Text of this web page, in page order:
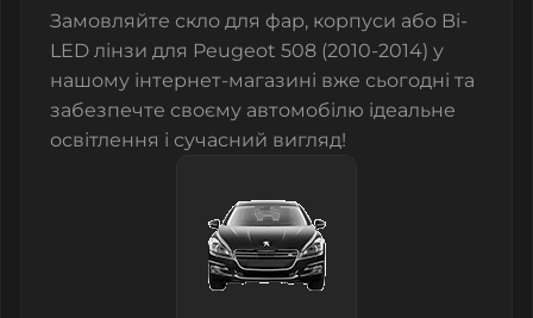
Замовляйте скло для фар, корпуси або Bi-
LED лінзи для Peugeot 508 (2010-2014) у
нашому інтернет-магазині вже сьогодні та
забезпечте своєму автомобілю ідеальне
освітлення і сучасний вигляд!